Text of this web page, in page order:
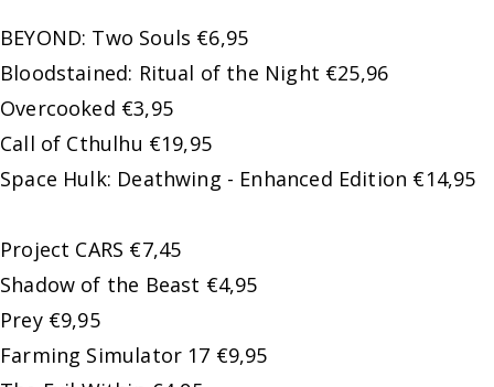
BEYOND: Two Souls €6,95
Bloodstained: Ritual of the Night €25,96
Overcooked €3,95
Call of Cthulhu €19,95
Space Hulk: Deathwing - Enhanced Edition €14,95
Project CARS €7,45
Shadow of the Beast €4,95
Prey €9,95
Farming Simulator 17 €9,95